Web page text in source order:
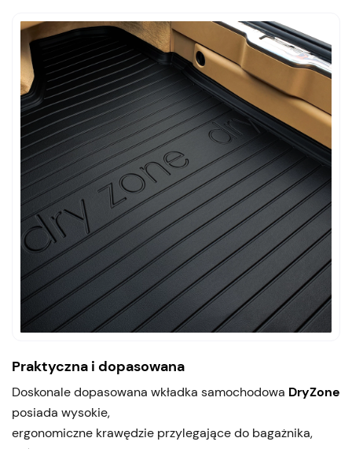
Praktyczna i dopasowana
Doskonale dopasowana wkładka samochodowa DryZone
posiada wysokie,
ergonomiczne krawędzie przylegające do bagażnika,